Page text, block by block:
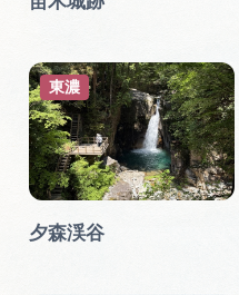
夕森渓谷
東濃